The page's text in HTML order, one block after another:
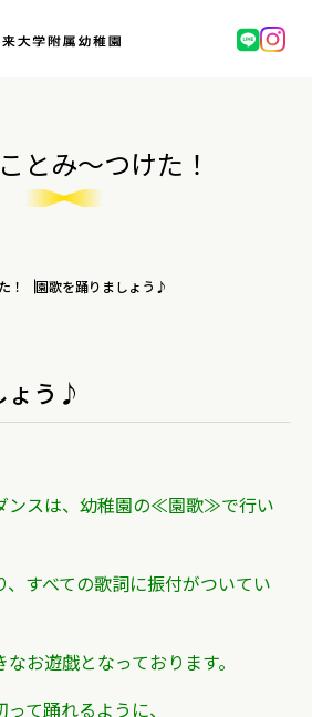
とみ～つけた！
！ 園歌を踊りましょう♪
ょう♪
ンスは、幼稚園の≪園歌≫で行い
すべての歌詞に振付がついてい
お遊戯となっております。
て踊れるように、